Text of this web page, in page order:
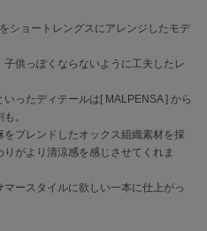
ショートレングスにアレンジしたモデ
供っぽくならないように工夫したレ
ったディテールは[ MALPENSA ] から
。
ブレンドしたオックス組織素材を採
がより清涼感を感じさせてくれま
ースタイルに欲しい一本に仕上がっ